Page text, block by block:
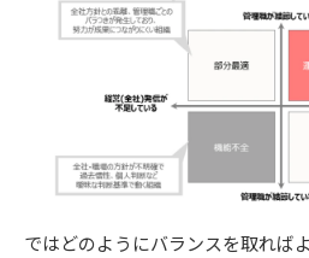
ではどのようにバランスを取れば